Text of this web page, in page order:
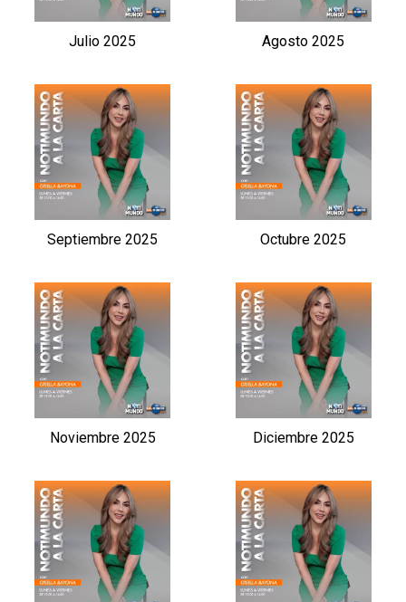
Julio 2025 Agosto 2025
Septiembre 2025 Octubre 2025
Noviembre 2025 Diciembre 2025